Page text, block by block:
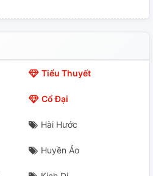
Tiểu Thuyết
Cổ Đại
Hài Hước
Huyền Ảo